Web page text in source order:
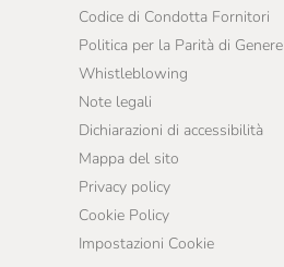
Codice di Condotta Fornitori
Politica per la Parità di Genere
Whistleblowing
Note legali
Dichiarazioni di accessibilità
Mappa del sito
Privacy policy
Cookie Policy
Impostazioni Cookie